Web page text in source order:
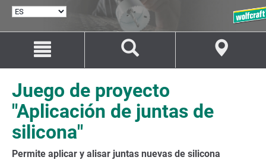
SELECCIONAR
contenido
la
navegación
Juego de proyecto
"Aplicación de juntas de
silicona"
Permite aplicar y alisar juntas nuevas de silicona